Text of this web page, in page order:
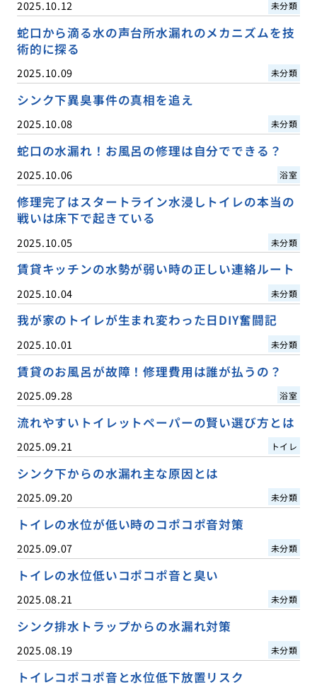
2025.10.12 未分類
蛇口から滴る水の声台所水漏れのメカニズムを技
術的に探る
2025.10.09 未分類
シンク下異臭事件の真相を追え
2025.10.08 未分類
蛇口の水漏れ！お風呂の修理は自分でできる？
2025.10.06 浴室
修理完了はスタートライン水浸しトイレの本当の
戦いは床下で起きている
2025.10.05 未分類
賃貸キッチンの水勢が弱い時の正しい連絡ルート
2025.10.04 未分類
我が家のトイレが生まれ変わった日DIY奮闘記
2025.10.01 未分類
賃貸のお風呂が故障！修理費用は誰が払うの？
2025.09.28 浴室
流れやすいトイレットペーパーの賢い選び方とは
2025.09.21 トイレ
シンク下からの水漏れ主な原因とは
2025.09.20 未分類
トイレの水位が低い時のコポコポ音対策
2025.09.07 未分類
トイレの水位低いコポコポ音と臭い
2025.08.21 未分類
シンク排水トラップからの水漏れ対策
2025.08.19 未分類
トイレコポコポ音と水位低下放置リスク